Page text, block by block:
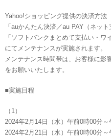
Yahoo!ショッピング提供の決済方法
「auかんたん決済／au PAY（ネット
「ソフトバンクまとめて支払い・ワ
にてメンテナンスが実施されます。
メンテナンス時間帯は、お客様に影
をお願いいたします。
■実施日程
（1）
2024年2月14日（水）午前0時00分～
2024年2月21日（水）午前0時00分～